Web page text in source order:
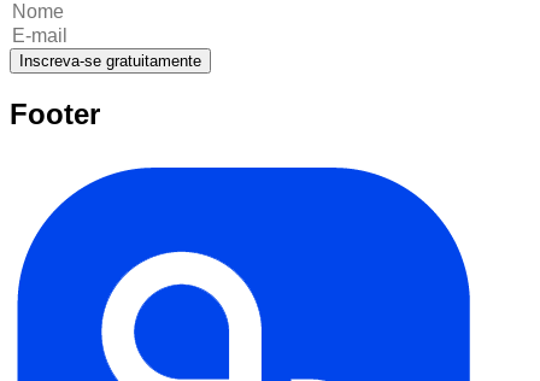
Inscreva-se gratuitamente
Footer